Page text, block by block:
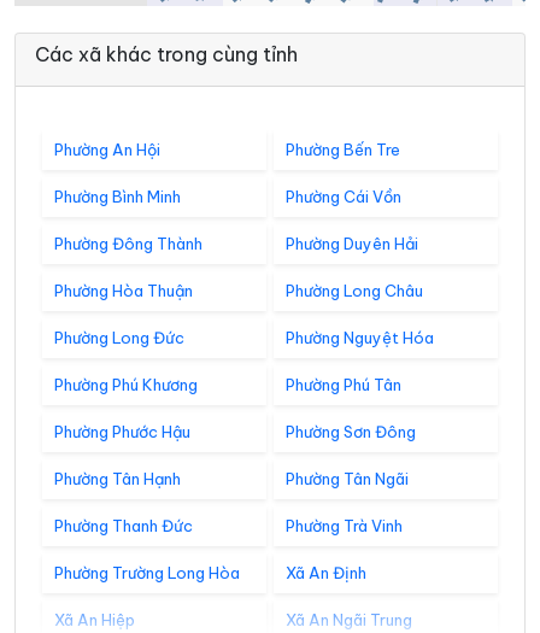
Các xã khác trong cùng tỉnh
Phường An Hội Phường Bến Tre
Phường Bình Minh Phường Cái Vồn
Phường Đông Thành Phường Duyên Hải
Phường Hòa Thuận Phường Long Châu
Phường Long Đức Phường Nguyệt Hóa
Phường Phú Khương Phường Phú Tân
Phường Phước Hậu Phường Sơn Đông
Phường Tân Hạnh Phường Tân Ngãi
Phường Thanh Đức Phường Trà Vinh
Phường Trường Long Hòa Xã An Định
Xã An Hiệp Xã An Ngãi Trung